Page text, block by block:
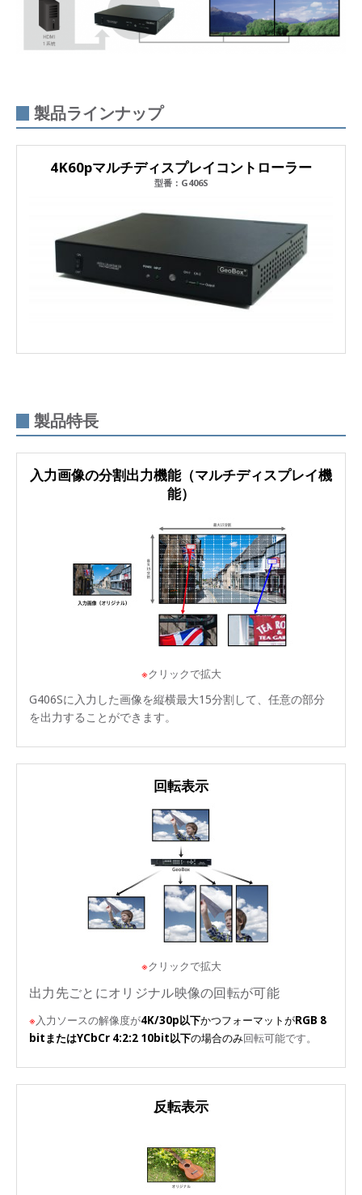
製品ラインナップ
4K60pマルチディスプレイコントローラー
型番：G406S
製品特長
入力画像の分割出力機能（マルチディスプレイ機
能）
※クリックで拡大
G406Sに入力した画像を縦横最大15分割して、任意の部分
を出力することができます。
回転表示
※クリックで拡大
出力先ごとにオリジナル映像の回転が可能
※入力ソースの解像度が4K/30p以下かつフォーマットがRGB 8
bitまたはYCbCr 4:2:2 10bit以下の場合のみ回転可能です。
反転表示